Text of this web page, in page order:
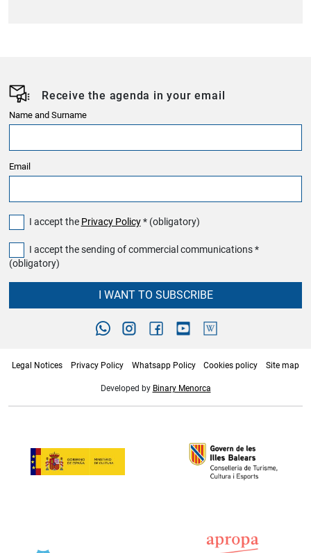
Receive the agenda in your email
Name and Surname
Email
I accept the Privacy Policy* (obligatory)
I accept the sending of commercial communications *
(obligatory)
I WANT TO SUBSCRIBE
Legal Notices Privacy Policy Whatsapp Policy Cookies policy Site map
Developed by Binary Menorca